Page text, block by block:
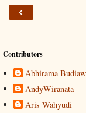
‹
Contributors
Abhirama
AndyWiranata
Aris Wahyudi